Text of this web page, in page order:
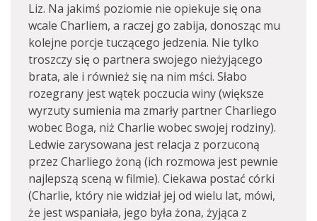
Liz. Na jakimś poziomie nie opiekuje się ona
wcale Charliem, a raczej go zabija, donosząc mu
kolejne porcje tuczącego jedzenia. Nie tylko
troszczy się o partnera swojego nieżyjącego
brata, ale i również się na nim mści. Słabo
rozegrany jest wątek poczucia winy (większe
wyrzuty sumienia ma zmarły partner Charliego
wobec Boga, niż Charlie wobec swojej rodziny).
Ledwie zarysowana jest relacja z porzuconą
przez Charliego żoną (ich rozmowa jest pewnie
najlepszą sceną w filmie). Ciekawa postać córki
(Charlie, który nie widział jej od wielu lat, mówi,
że jest wspaniała, jego była żona, żyjąca z